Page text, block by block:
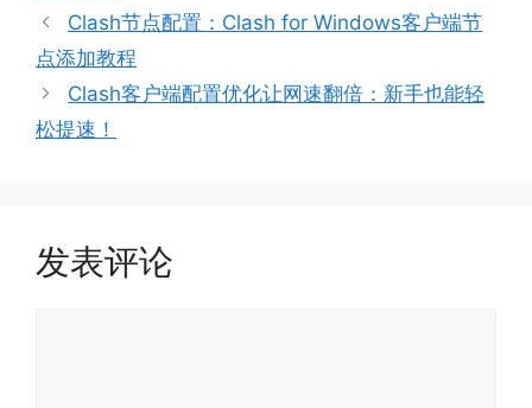
Clash节点配置：Clash for Windows客户端节
点添加教程
Clash客户端配置优化让网速翻倍：新手也能轻
松提速！
发表评论